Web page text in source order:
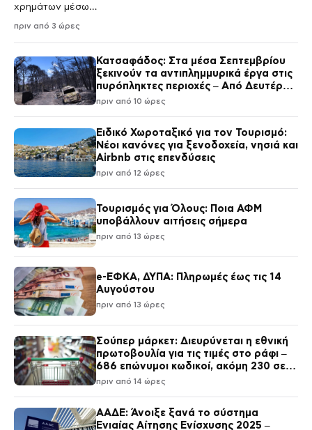
χρημάτων μέσω…
πριν από 3 ώρες
Κατσαφάδος: Στα μέσα Σεπτεμβρίου
ξεκινούν τα αντιπλημμυρικά έργα στις
πυρόπληκτες περιοχές – Από Δευτέρα
οι αιτήσεις αποζημιώσεων
πριν από 10 ώρες
Ειδικό Χωροταξικό για τον Τουρισμό:
Νέοι κανόνες για ξενοδοχεία, νησιά και
Airbnb στις επενδύσεις
πριν από 12 ώρες
Τουρισμός για Όλους: Ποια ΑΦΜ
υποβάλλουν αιτήσεις σήμερα
πριν από 13 ώρες
e-ΕΦΚΑ, ΔΥΠΑ: Πληρωμές έως τις 14
Αυγούστου
πριν από 13 ώρες
Σούπερ μάρκετ: Διευρύνεται η εθνική
πρωτοβουλία για τις τιμές στο ράφι –
686 επώνυμοι κωδικοί, ακόμη 230 σε
σχολικά και προϊόντα ιδιωτικής
πριν από 14 ώρες
ΑΑΔΕ: Άνοιξε ξανά το σύστημα
Ενιαίας Αίτησης Ενίσχυσης 2025 –